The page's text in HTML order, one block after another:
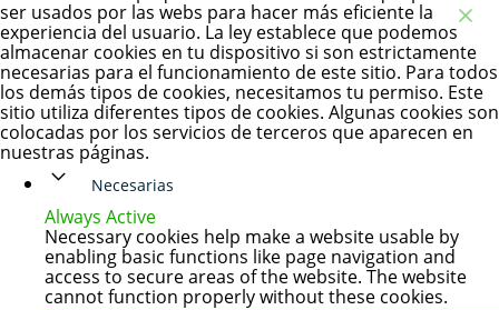
ser usados por las webs para hacer más eficiente la
experiencia del usuario. La ley establece que podemos
almacenar cookies en tu dispositivo si son estrictamente
necesarias para el funcionamiento de este sitio. Para todos
los demás tipos de cookies, necesitamos tu permiso. Este
sitio utiliza diferentes tipos de cookies. Algunas cookies son
colocadas por los servicios de terceros que aparecen en
nuestras páginas.
Necesarias
Always Active
Necessary cookies help make a website usable by
enabling basic functions like page navigation and
access to secure areas of the website. The website
cannot function properly without these cookies.